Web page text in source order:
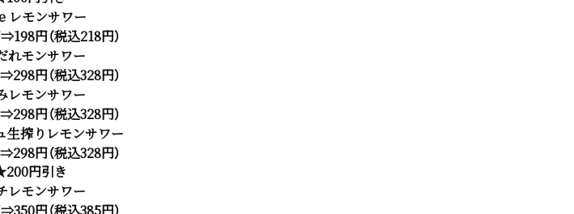
レモンサワー
円（税込218円）
れモンサワー
円（税込328円）
レモンサワー
円（税込328円）
生搾りレモンサワー
円（税込328円）
円引き
レモンサワー